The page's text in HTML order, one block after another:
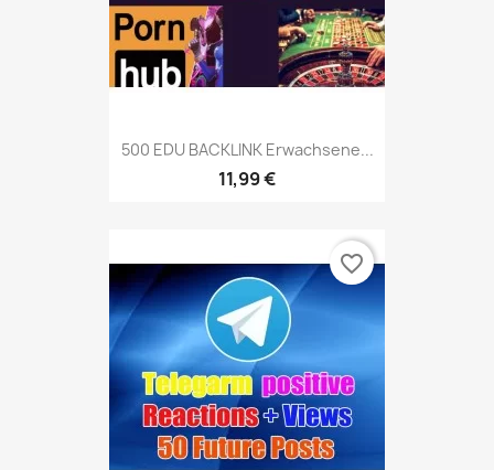
500 EDU BACKLINK Erwachsene...
11,99 €
favorite_border